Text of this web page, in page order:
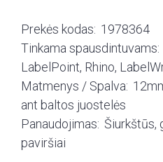
Prekės kodas: 1978364
Tinkama spausdintuvams:
LabelPoint, Rhino,
Matmenys / Spalva:
ant baltos juostelės
Panaudojimas: Šiurkštūs,
paviršiai